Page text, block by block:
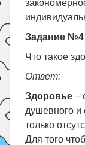
Задание №4
Что такое
Ответ:
Здоровье −
душевного и
только
Для того